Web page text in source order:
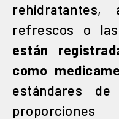
refrescos o las
están
como
estándares